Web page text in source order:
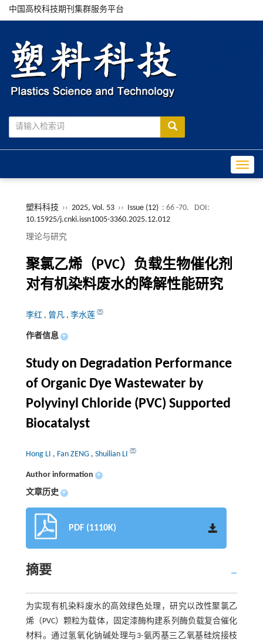
中国高校科技期刊集群服务平台
塑料科技 ›› 2025, Vol. 53 ›› Issue (12) : 66 -70.
DOI:
10.15925/j.cnki.issn1005-3360.2025.12.012
理论与研究
聚氯乙烯（PVC）负载生物催化剂
对有机染料废水的降解性能研究
李红 , 曾凡 , 李水莲
作者信息 +
Study on Degradation Performance
of Organic Dye Wastewater by
Polyvinyl Chloride (PVC) Supported
Biocatalyst
Hong LI , Fan ZENG , Shuilian LI
Author information +
文章历史 +
PDF (1110K)
摘要
为实现有机染料废水的高效绿色处理，研究以改性聚氯乙
烯（PVC）颗粒为载体，固定漆酶构建系列酶负载复合催化
材料。通过氢氧化钠碱处理与3-氨丙基三乙氧基硅烷接枝